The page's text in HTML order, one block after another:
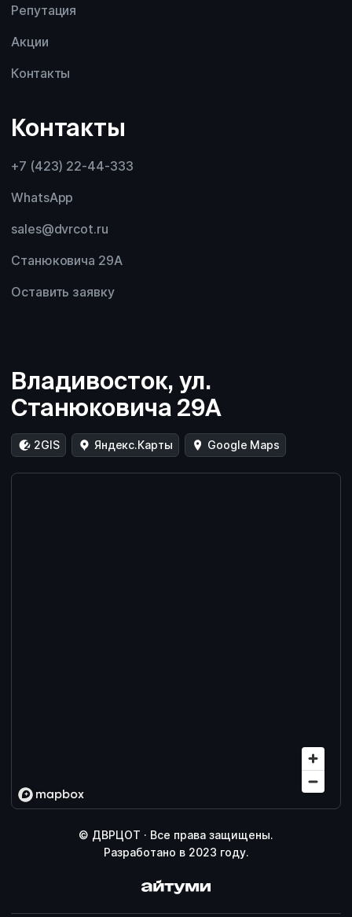
Репутация
Акции
Контакты
Контакты
+7 (423) 22-44-333
WhatsApp
sales@dvrcot.ru
Станюковича 29А
Оставить заявку
Владивосток, ул.
Станюковича 29А
2GIS Яндекс.Карты Google Maps
© ДВРЦОТ · Все права защищены.
Разработано в 2023 году.